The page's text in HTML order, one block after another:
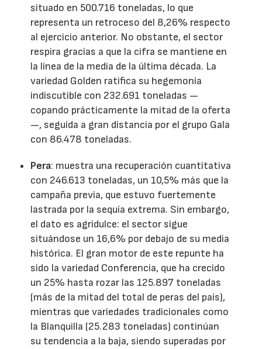
situado en 500.716 toneladas, lo que
representa un retroceso del 8,26% respecto
al ejercicio anterior. No obstante, el sector
respira gracias a que la cifra se mantiene en
la línea de la media de la última década. La
variedad Golden ratifica su hegemonía
indiscutible con 232.691 toneladas —
copando prácticamente la mitad de la oferta
—, seguida a gran distancia por el grupo Gala
con 86.478 toneladas.
Pera: muestra una recuperación cuantitativa
con 246.613 toneladas, un 10,5% más que la
campaña previa, que estuvo fuertemente
lastrada por la sequía extrema. Sin embargo,
el dato es agridulce: el sector sigue
situándose un 16,6% por debajo de su media
histórica. El gran motor de este repunte ha
sido la variedad Conferencia, que ha crecido
un 25% hasta rozar las 125.897 toneladas
(más de la mitad del total de peras del país),
mientras que variedades tradicionales como
la Blanquilla (25.283 toneladas) continúan
su tendencia a la baja, siendo superadas por